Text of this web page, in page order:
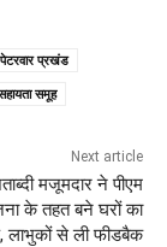
पेटरवार प्रखंड
समूह
Next article
मजूमदार ने पीएम
के तहत बने घरों का
लाभुकों से ली फीडबैक